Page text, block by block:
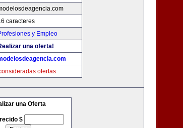
caracteres
y Empleo
una oferta!
ofertas
una Oferta
$